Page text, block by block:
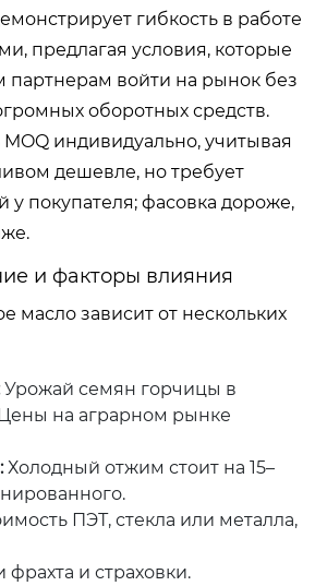
гибкость в работе
предлагая условия, которые
партнерам войти на рынок без
оборотных средств.
индивидуально, учитывая
дешевле, но требует
у покупателя; фасовка дороже,
и факторы влияния
масло зависит от нескольких
Урожай семян горчицы в
на аграрном рынке
Холодный отжим стоит на 15–
ПЭТ, стекла или металла,
фрахта и страховки.